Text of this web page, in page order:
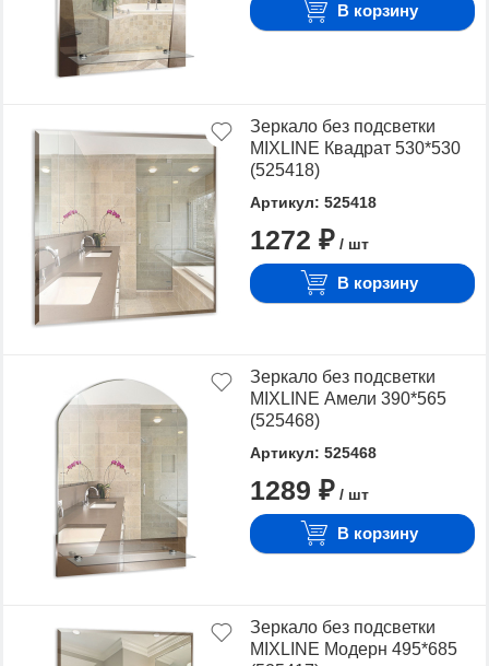
В корзину
Зеркало без подсветки
MIXLINE Квадрат 530*530
(525418)
Артикул: 525418
1272 ₽ / шт
В корзину
Зеркало без подсветки
MIXLINE Амели 390*565
(525468)
Артикул: 525468
1289 ₽ / шт
В корзину
Зеркало без подсветки
MIXLINE Модерн 495*685